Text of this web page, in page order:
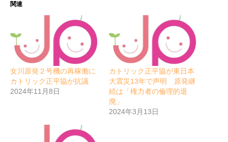
関連
女川原発２号機の再稼働に
カトリック正平協が抗議
2024年11月8日
カトリック正平協が東日本
大震災13年で声明 原発継
続は「権力者の倫理的退
廃」
2024年3月13日